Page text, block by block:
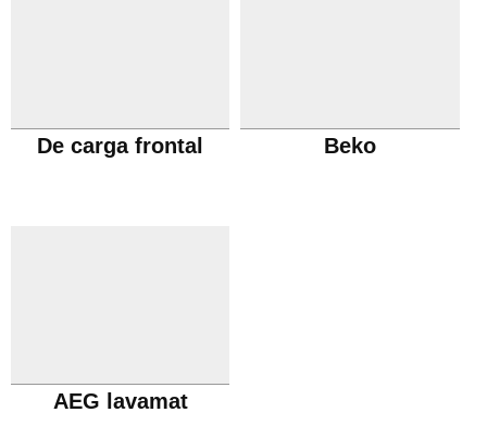
De carga frontal Beko
AEG lavamat